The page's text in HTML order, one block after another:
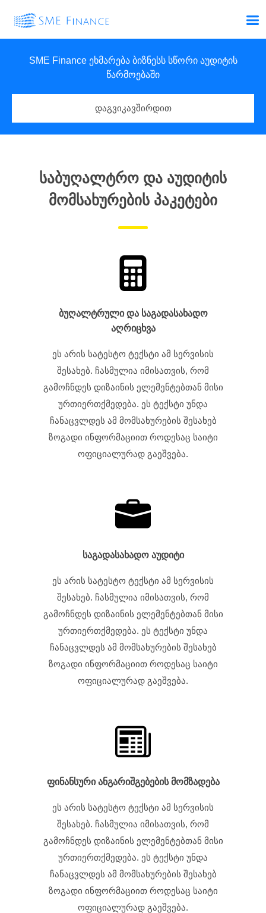
SME Finance ეხმარება ბიზნესს სწორი აუდიტის
წარმოებაში
დაგვიკავშირდით
ᲡᲐᲑᲣᲦᲐᲚᲢᲠᲝ ᲓᲐ ᲐᲣᲓᲘᲢᲘᲡ
ᲛᲝᲛᲡᲐᲮᲣᲠᲔᲑᲘᲡ ᲞᲐᲙᲔᲢᲔᲑᲘ
ბუღალტრული და საგადასახადო
აღრიცხვა
ეს არის სატესტო ტექსტი ამ სერვისის
შესახებ. ჩასმულია იმისათვის, რომ
გამოჩნდეს დიზაინის ელემენტებთან მისი
ურთიერთქმედება. ეს ტექსტი უნდა
ჩანაცვლდეს ამ მომსახურების შესახებ
ზოგადი ინფორმაციით როდესაც საიტი
ოფიციალურად გაეშვება.
საგადასახადო აუდიტი
ეს არის სატესტო ტექსტი ამ სერვისის
შესახებ. ჩასმულია იმისათვის, რომ
გამოჩნდეს დიზაინის ელემენტებთან მისი
ურთიერთქმედება. ეს ტექსტი უნდა
ჩანაცვლდეს ამ მომსახურების შესახებ
ზოგადი ინფორმაციით როდესაც საიტი
ოფიციალურად გაეშვება.
ფინანსური ანგარიშგებების მომზადება
ეს არის სატესტო ტექსტი ამ სერვისის
შესახებ. ჩასმულია იმისათვის, რომ
გამოჩნდეს დიზაინის ელემენტებთან მისი
ურთიერთქმედება. ეს ტექსტი უნდა
ჩანაცვლდეს ამ მომსახურების შესახებ
ზოგადი ინფორმაციით როდესაც საიტი
ოფიციალურად გაეშვება.